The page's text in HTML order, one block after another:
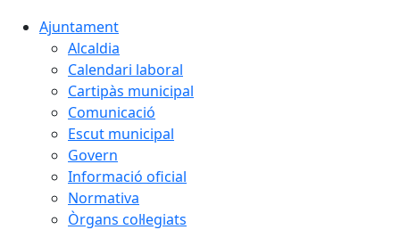
Ajuntament
Alcaldia
Calendari laboral
Cartipàs municipal
Comunicació
Escut municipal
Govern
Informació oficial
Normativa
Òrgans col·legiats